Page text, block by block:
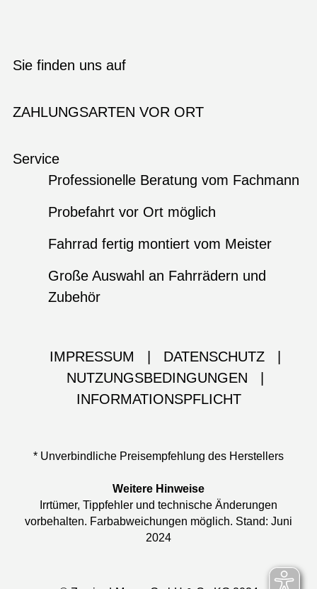
Sie finden uns auf
ZAHLUNGSARTEN VOR ORT
Service
Professionelle Beratung vom Fachmann
Probefahrt vor Ort möglich
Fahrrad fertig montiert vom Meister
Große Auswahl an Fahrrädern und
Zubehör
IMPRESSUM DATENSCHUTZ
NUTZUNGSBEDINGUNGEN
INFORMATIONSPFLICHT
* Unverbindliche Preisempfehlung des Herstellers
Weitere Hinweise
Irrtümer, Tippfehler und technische Änderungen
vorbehalten. Farbabweichungen möglich. Stand: Juni
2024